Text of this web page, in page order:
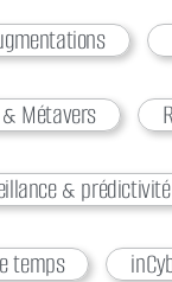
Métavers
& prédictivité
temps